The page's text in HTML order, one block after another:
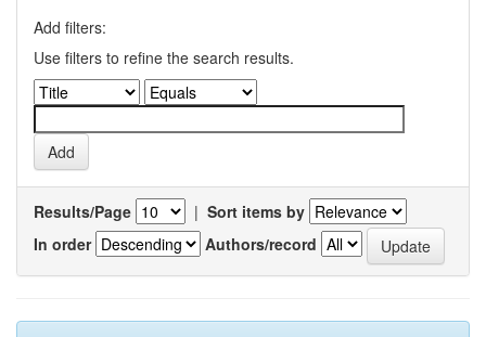
Add filters:
Use filters to refine the search results.
Results/Page | Sort items by
In order
Authors/record